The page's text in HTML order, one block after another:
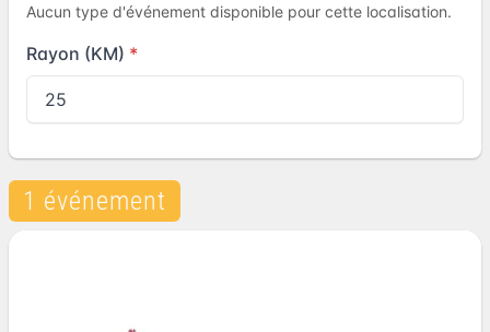
Aucun type d'événement disponible pour cette localisation.
Rayon (KM)
1 événement